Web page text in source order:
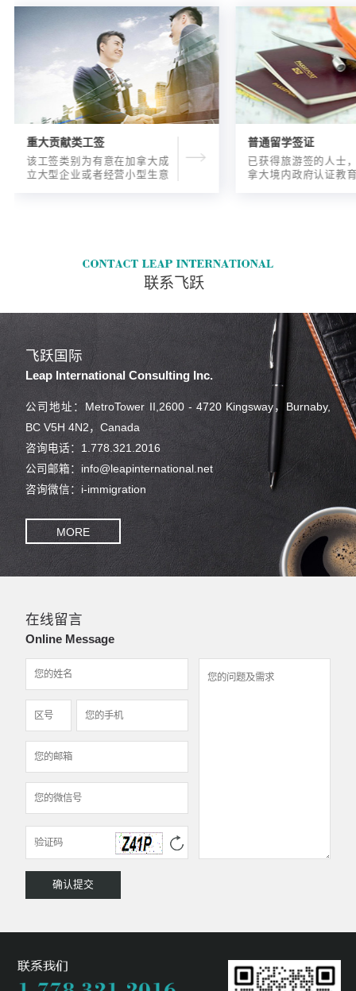
重大贡献类工签
该工签类别为有意在加拿大成
立大型企业或者经营小型生意
普通留学签证
已获得旅游签的人士
拿大境内政府认证教
联系飞跃
飞跃国际
Leap International Consulting Inc.
公司地址：MetroTower II,2600 - 4720 Kingsway，Burnaby,
BC V5H 4N2，Canada
咨询电话：1.778.321.2016
公司邮箱：info@leapinternational.net
咨询微信：i-immigration
MORE
在线留言
Online Message